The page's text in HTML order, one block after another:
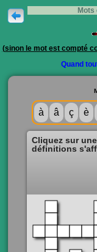
Mots
(sinon le mot est compté
Quand
à â ç è
Cliquez sur
définitions